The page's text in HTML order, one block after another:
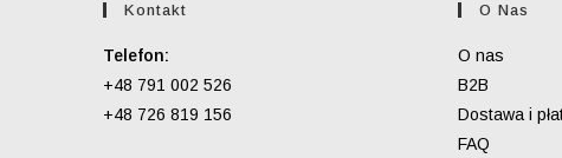
Kontakt
Telefon:
+48 791 002 526
+48 726 819 156
O Nas
O nas
B2B
Dostawa i
FAQ